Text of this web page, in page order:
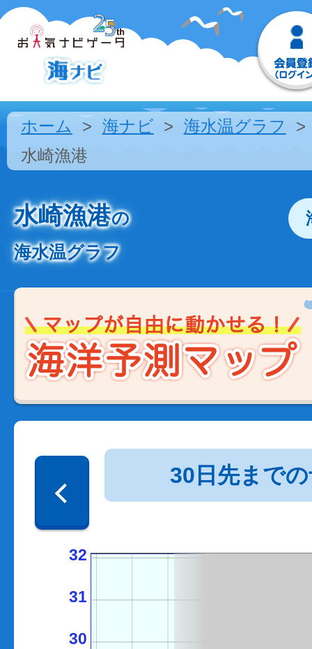
ホーム 海ナビ
海水温グラフ
水崎漁港
水崎漁港の
海水温グラフ
30日先まで
30
31
32